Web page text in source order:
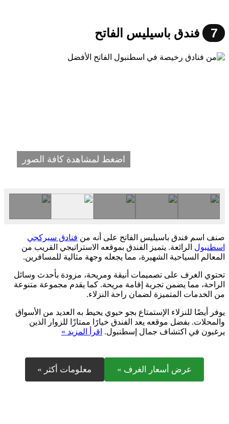
7 فندق باسيليس الفاتح
اضغط لمشاهدة كافة الصور
صنف اسم فندق باسيليس الفاتح على أنه من فنادق سيركجي
اسطنبول الرائعة. يتميز الفندق بموقعه الاستراتيجي القريب من
المعالم السياحية الشهيرة، مما يجعله وجهة مثالية للمسافرين.
تحتوي الغرف على تصميمات أنيقة ومريحة، مزودة بأحدث وسائل
الراحة، مما يضمن تجربة إقامة مريحة. كما يقدم مجموعة متنوعة
من الخدمات المتميزة لضمان راحة النزلاء.
يوفر أيضًا للنزلاء الإستمتاع بجو حيوي يحيط به العديد من الأسواق
والمحلات. بفضل موقعه يعد الفندق خيارًا ممتازًا للزوار الذين
يرغبون في اكتشاف جمال إسطنبول. اقرأ المزيد »
عرض أسعار الغرف » معلومات أكثر »